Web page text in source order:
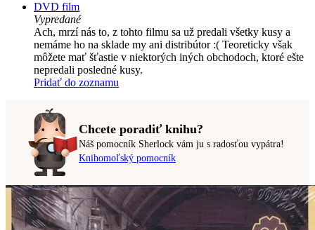
DVD film
Vypredané
Ach, mrzí nás to, z tohto filmu sa už predali všetky kusy a
nemáme ho na sklade my ani distribútor :( Teoreticky však
môžete mať šťastie v niektorých iných obchodoch, ktoré ešte
nepredali posledné kusy.
Pridať do zoznamu
Chcete poradiť knihu?
Náš pomocník Sherlock vám ju s radosťou vypátra!
Knihomoľský pomocník